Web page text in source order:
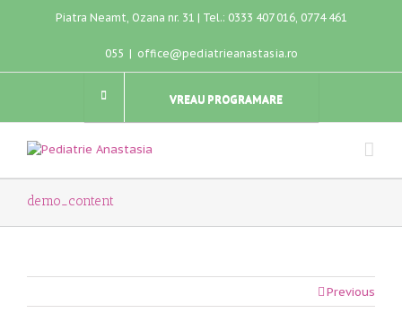
Piatra Neamt, Ozana nr. 31 | Tel.: 0333 407 016, 0774 461
055 | office@pediatrieanastasia.ro
VREAU PROGRAMARE
demo_content
Previous